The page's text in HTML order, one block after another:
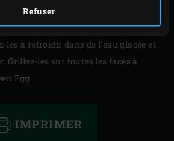
Refuser
les légumes en frites épaisses et
dentedans de l’eau légèrement salée.
les à refroidir dans de l’eau glacée et
Grillez-les sur toutes les faces à
Egg.
IMPRIMER